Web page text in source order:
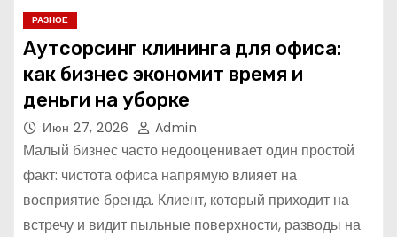
РАЗНОЕ
Аутсорсинг клининга для офиса:
как бизнес экономит время и
деньги на уборке
Июн 27, 2026 Admin
Малый бизнес часто недооценивает один простой
факт: чистота офиса напрямую влияет на
восприятие бренда. Клиент, который приходит на
встречу и видит пыльные поверхности, разводы на